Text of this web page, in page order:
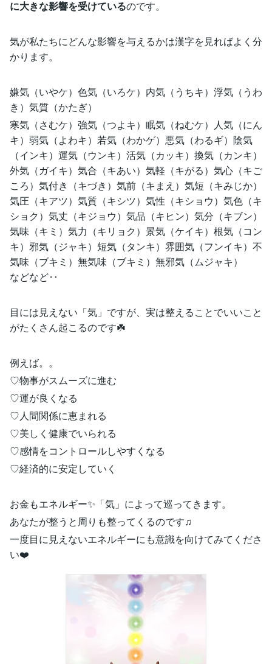
に大きな影響を受けているのです。
気が私たちにどんな影響を与えるかは漢字を見ればよく分
かります。
嫌気（いやケ）色気（いろケ）内気（うちキ）浮気（うわ
き）気質（かたぎ）
寒気（さむケ）強気（つよキ）眠気（ねむケ）人気（にん
キ）弱気（よわキ）若気（わかゲ）悪気（わるギ）陰気
（インキ）運気（ウンキ）活気（カッキ）換気（カンキ）
外気（ガイキ）気合（キあい）気軽（キがる）気心（キご
ころ）気付き（キづき）気前（キまえ）気短（キみじか）
気圧（キアツ）気質（キシツ）気性（キショウ）気色（キ
ショク）気丈（キジョウ）気品（キヒン）気分（キブン）
気味（キミ）気力（キリョク）景気（ケイキ）根気（コン
キ）邪気（ジャキ）短気（タンキ）雰囲気（フンイキ）不
気味（ブキミ）無気味（ブキミ）無邪気（ムジャキ）
などなど‥
目には見えない「気」ですが、実は整えることでいいこと
がたくさん起こるのです☘️
例えば。。
♡物事がスムーズに進む
♡運が良くなる
♡人間関係に恵まれる
♡美しく健康でいられる
♡感情をコントロールしやすくなる
♡経済的に安定していく
お金もエネルギー✨「気」によって巡ってきます。
あなたが整うと周りも整ってくるのです♫
一度目に見えないエネルギーにも意識を向けてみてくださ
い❤️